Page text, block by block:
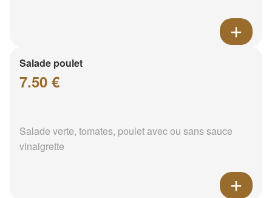
Salade poulet
7.50 €
Salade verte, tomates, poulet avec ou sans sauce
vinaigrette